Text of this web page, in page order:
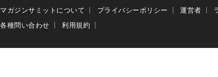
マガジンサミットについて プライバシーポリシー 運営者
各種問い合わせ
利用規約